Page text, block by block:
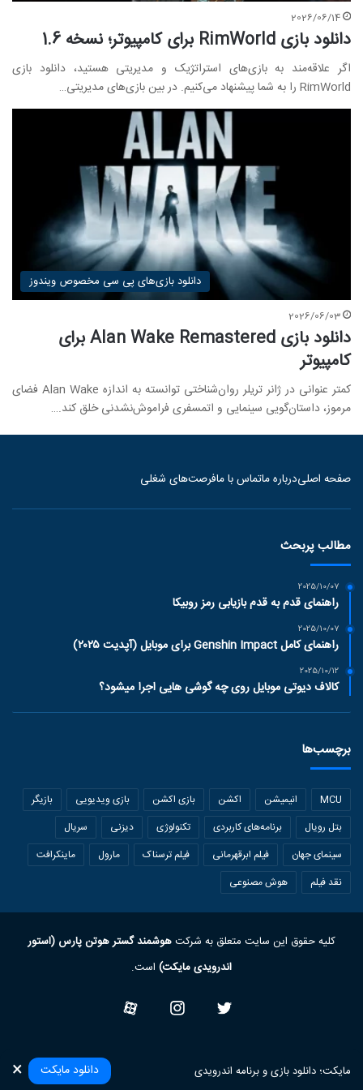
2026/06/14
دانلود بازی RimWorld برای کامپیوتر؛ نسخه 1.6
اگر علاقه‌مند به بازی‌های استراتژیک و مدیریتی هستید، دانلود بازی
RimWorld را به شما پیشنهاد می‌کنیم. در بین بازی‌های مدیریتی…
دانلود بازی‌های پی سی مخصوص ویندوز
2026/06/03
دانلود بازی Alan Wake Remastered برای
کامپیوتر
کمتر عنوانی در ژانر تریلر روان‌شناختی توانسته به اندازه Alan Wake فضای
مرموز، داستان‌گویی سینمایی و اتمسفری فراموش‌نشدنی خلق کند.…
صفحه اصلیدرباره ماتماس با مافرصت‌های شغلی
مطالب پربحث
2025/10/07
راهنمای قدم به قدم بازیابی رمز روبیکا
2025/10/07
راهنمای کامل Genshin Impact برای موبایل (آپدیت ۲۰۲۵)
2025/10/12
کالاف دیوتی موبایل روی چه گوشی هایی اجرا میشود؟
برچسب‌ها
MCU انیمیشن اکشن بازی اکشن بازی ویدیویی
بازیگر
بتل رویال
برنامه‌های کاربردی تکنولوژی دیزنی
سریال
سینمای جهان
فیلم ابرقهرمانی فیلم ترسناک مارول
ماینکرافت
نقد فیلم
هوش مصنوعی
کلیه حقوق این سایت متعلق به شرکتهوشمند گستر هوتن پارس (استور
اندرویدی مایکت) است.
Twitter
Instagram
مایکت؛ دانلود بازی‌ و برنامه‌ اندرویدی دانلود مایکت ×